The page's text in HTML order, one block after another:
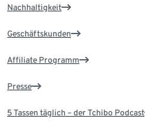
Nachhaltigkeit
Geschäftskunden
Affiliate Programm
Presse
5 Tassen täglich – der Tchibo Podcast